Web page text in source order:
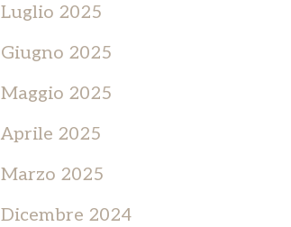
Luglio 2025
Giugno 2025
Maggio 2025
Aprile 2025
Marzo 2025
Dicembre 2024